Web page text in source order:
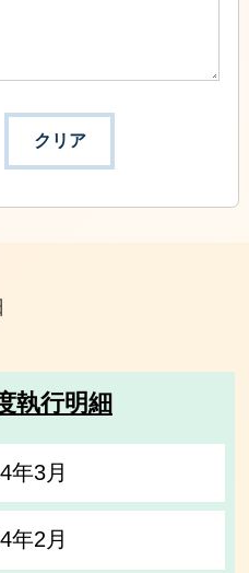
執行明細
年3月
年2月